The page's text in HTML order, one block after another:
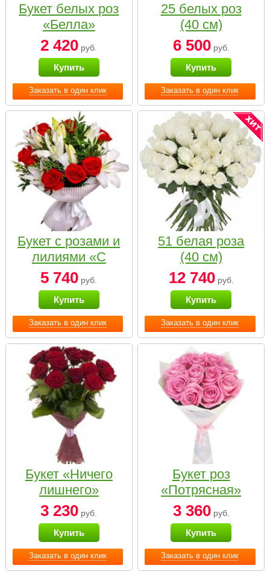
Заказать в один клик
Букет белых роз
«Белла»
2 420 руб.
Купить
Заказать в один клик
25 белых роз
(40 см)
6 500руб.
Купить
Заказать в один клик
Букет с розами и
лилиями «С
наилучшими
пожеланиями»
5 740 руб.
Купить
Заказать в один клик
51 белая роза
(40 см)
12 740руб.
Купить
Заказать в один клик
Букет «Ничего
лишнего»
3 230 руб.
Купить
Заказать в один клик
Букет роз
«Потрясная»
3 360руб.
Купить